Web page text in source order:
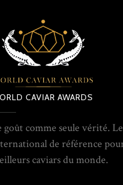
CAVIAR AWARDS
goût comme seule vérité.
de référence
caviars du monde.